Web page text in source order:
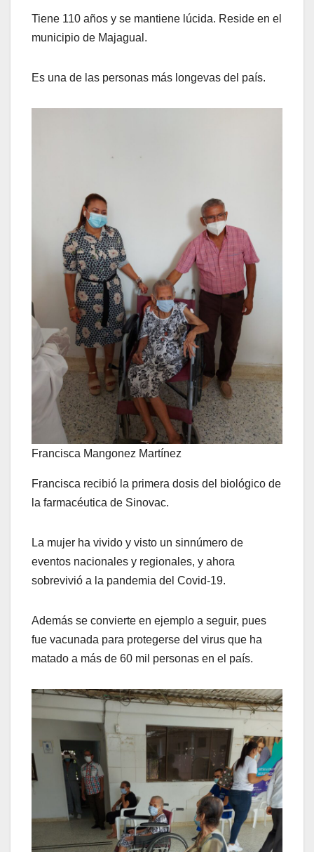
Tiene 110 años y se mantiene lúcida. Reside en el
municipio de Majagual.
Es una de las personas más longevas del país.
Francisca Mangonez Martínez
Francisca recibió la primera dosis del biológico de
la farmacéutica de Sinovac.
La mujer ha vivido y visto un sinnúmero de
eventos nacionales y regionales, y ahora
sobrevivió a la pandemia del Covid-19.
Además se convierte en ejemplo a seguir, pues
fue vacunada para protegerse del virus que ha
matado a más de 60 mil personas en el país.